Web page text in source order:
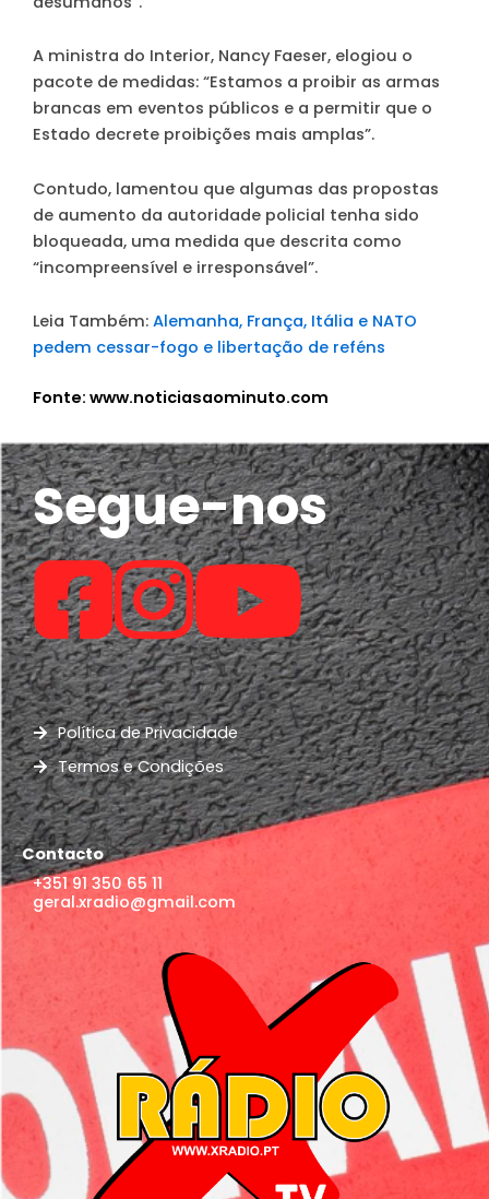
A ministra do Interior, Nancy Faeser, elogiou o
pacote de medidas: “Estamos a proibir as armas
brancas em eventos públicos e a permitir que o
Estado decrete proibições mais amplas”.
Contudo, lamentou que algumas das propostas
de aumento da autoridade policial tenha sido
bloqueada, uma medida que descrita como
“incompreensível e irresponsável”.
Leia Também: Alemanha, França, Itália e NATO
pedem cessar-fogo e libertação de reféns
Fonte: www.noticiasaominuto.com
Segue-nos
Política de Privacidade
Termos e Condições
Contacto
+351 91 350 65 11
geral.xradio@gmail.com